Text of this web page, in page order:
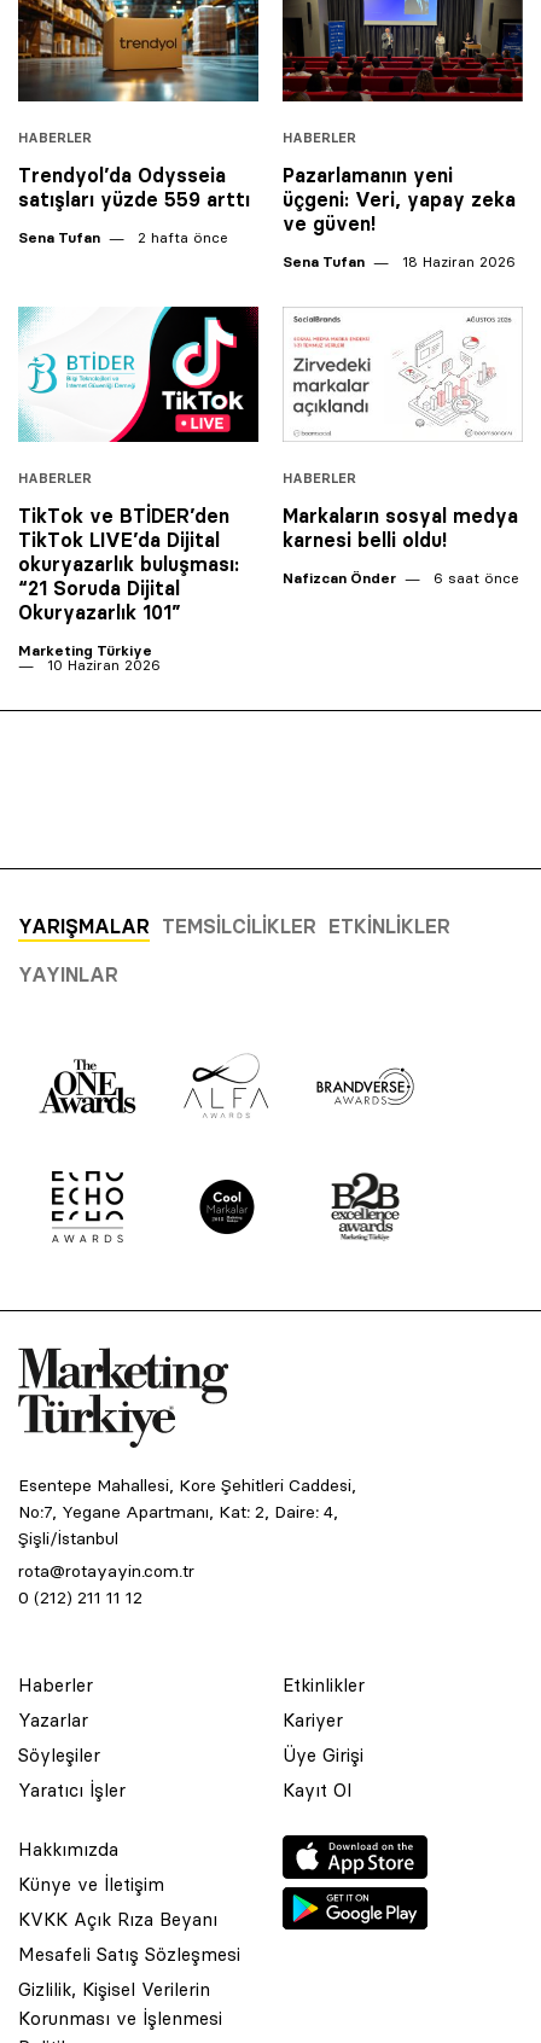
HABERLER
Trendyol’da Odysseia
satışları ‎yüzde 559 arttı
Sena Tufan 2 hafta önce
HABERLER
Pazarlamanın yeni
üçgeni: Veri, yapay zeka
ve güven!
Sena Tufan 18 Haziran 2026
HABERLER
TikTok ve BTİDER’den
TikTok LIVE’da Dijital
okuryazarlık buluşması:
“21 Soruda Dijital
Okuryazarlık 101”
Marketing Türkiye
10 Haziran 2026
HABERLER
Markaların sosyal medya
karnesi belli oldu!
Nafizcan Önder 6 saat önce
YARIŞMALAR TEMSILCILIKLER ETKINLIKLER
YAYINLAR
Esentepe Mahallesi, Kore Şehitleri Caddesi,
No:7, Yegane Apartmanı, Kat: 2, Daire: 4,
Şişli/İstanbul
rota@rotayayin.com.tr
0 (212) 211 11 12
Haberler
Yazarlar
Söyleşiler
Yaratıcı İşler
Etkinlikler
Kariyer
Üye Girişi
Kayıt Ol
Hakkımızda
Künye ve İletişim
KVKK Açık Rıza Beyanı
Mesafeli Satış Sözleşmesi
Gizlilik, Kişisel Verilerin
Korunması ve İşlenmesi